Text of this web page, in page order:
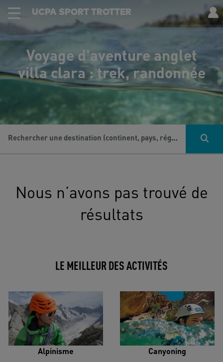
UCPA SPORT TROTTER
Voyage d'aventure anglet
villa clara : trek, randonnée
Rechercher une destination (continent, pays, région...), une activité...
Nous n’avons pas trouvé de
résultats
LE MEILLEUR DES ACTIVITÉS
Alpinisme Canyoning